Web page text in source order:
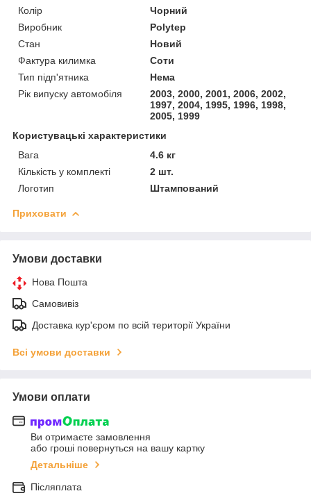
Колір
Чорний
Виробник
Polytep
Стан
Новий
Фактура килимка
Соти
Тип підп'ятника
Нема
Рік випуску автомобіля
2003, 2000, 2001, 2006, 2002,
1997, 2004, 1995, 1996, 1998,
2005, 1999
Користувацькі характеристики
Вага
4.6 кг
Кількість у комплекті
2 шт.
Логотип
Штампований
Приховати
Умови доставки
Нова Пошта
Самовивіз
Доставка кур'єром по всій території України
Всі умови доставки
Умови оплати
Ви отримаєте замовлення
або гроші повернуться на вашу картку
Детальніше
Післяплата